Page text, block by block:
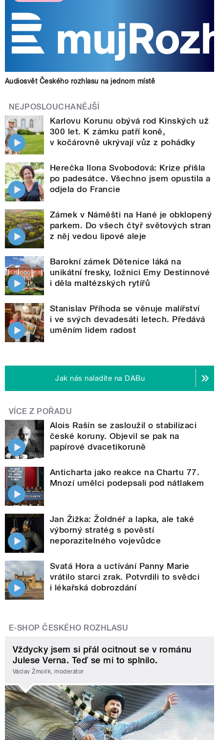
Audiosvět Českého rozhlasu na jednom místě
NEJPOSLOUCHANĚJŠÍ
Karlovu Korunu obývá rod Kinských už
300 let. K zámku patří koně,
v kočárovně ukrývají vůz z pohádky
Herečka Ilona Svobodová: Krize přišla
po padesátce. Všechno jsem opustila a
odjela do Francie
Zámek v Náměšti na Hané je obklopený
parkem. Do všech čtyř světových stran
z něj vedou lipové aleje
Barokní zámek Dětenice láká na
unikátní fresky, ložnici Emy Destinnové
i děla maltézských rytířů
Stanislav Příhoda se věnuje malířství
i ve svých devadesáti letech. Předává
uměním lidem radost
Jak nás naladíte na DABu
VÍCE Z POŘADU
Alois Rašín se zasloužil o stabilizaci
české koruny. Objevil se pak na
papírové dvacetikoruně
Anticharta jako reakce na Chartu 77.
Mnozí umělci podepsali pod nátlakem
Jan Žižka: Žoldnéř a lapka, ale také
výborný stratég s pověstí
neporazitelného vojevůdce
Svatá Hora a uctívání Panny Marie
vrátilo starci zrak. Potvrdili to svědci
i lékařská dobrozdání
E-SHOP ČESKÉHO ROZHLASU
Vždycky jsem si přál ocitnout se v románu
Julese Verna. Teď se mi to splnilo.
Václav Žmolík, moderátor